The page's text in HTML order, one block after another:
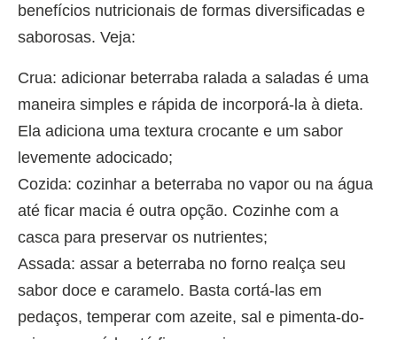
benefícios nutricionais de formas diversificadas e
saborosas. Veja:
Crua: adicionar beterraba ralada a saladas é uma
maneira simples e rápida de incorporá-la à dieta.
Ela adiciona uma textura crocante e um sabor
levemente adocicado;
Cozida: cozinhar a beterraba no vapor ou na água
até ficar macia é outra opção. Cozinhe com a
casca para preservar os nutrientes;
Assada: assar a beterraba no forno realça seu
sabor doce e caramelo. Basta cortá-las em
pedaços, temperar com azeite, sal e pimenta-do-